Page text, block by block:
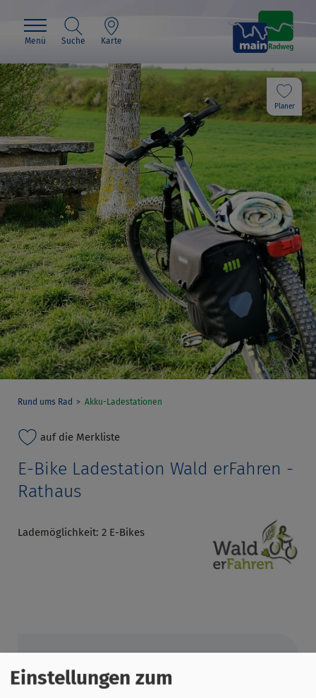
Menü Suche Karte
Planer
Rund ums Rad Akku-Ladestationen
auf die Merkliste
E-Bike Ladestation Wald erFahren -
Rathaus
Lademöglichkeit: 2 E-Bikes
Einstellungen zum